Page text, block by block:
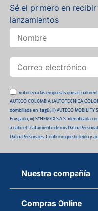
Sé el primero en
lanzamientos
Autorizo a las empresas que
AUTECO COLOMBIA (AUTOTECNICA
domiciliada en Itagüí, ii) AUTECO MOBILITY
Envigado, iii) SYNERGIX S.A.S. identificada
a cabo el Tratamiento de mis Datos
Datos Personales. Confirmo que he leído y
Nuestra compañía
Quiénes somos
Compras Online